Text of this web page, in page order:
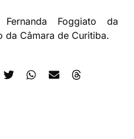
Foggiato da
da Câmara de Curitiba.